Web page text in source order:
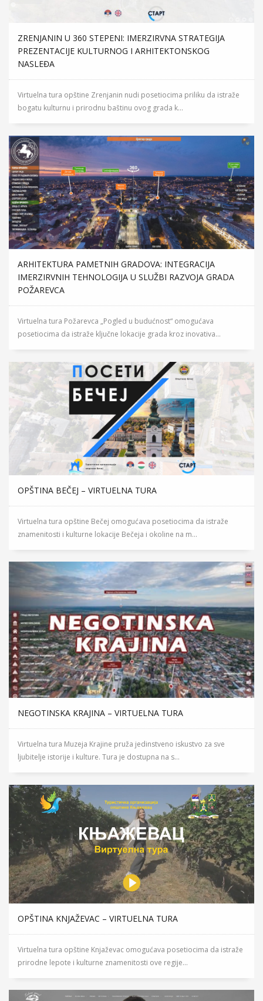
ZRENJANIN U 360 STEPENI: IMERZIRVNA STRATEGIJA
PREZENTACIJE KULTURNOG I ARHITEKTONSKOG
NASLEĐA
Virtuelna tura opštine Zrenjanin nudi posetiocima priliku da istraže
bogatu kulturnu i prirodnu baštinu ovog grada k...
ARHITEKTURA PAMETNIH GRADOVA: INTEGRACIJA
IMERZIRVNIH TEHNOLOGIJA U SLUŽBI RAZVOJA GRADA
POŽAREVCA
Virtuelna tura Požarevca „Pogled u budućnost“ omogućava
posetiocima da istraže ključne lokacije grada kroz inovativa...
OPŠTINA BEČEJ – VIRTUELNA TURA
Virtuelna tura opštine Bečej omogućava posetiocima da istraže
znamenitosti i kulturne lokacije Bečeja i okoline na m...
NEGOTINSKA KRAJINA – VIRTUELNA TURA
Virtuelna tura Muzeja Krajine pruža jedinstveno iskustvo za sve
ljubitelje istorije i kulture. Tura je dostupna na s...
OPŠTINA KNJAŽEVAC – VIRTUELNA TURA
Virtuelna tura opštine Knjaževac omogućava posetiocima da istraže
prirodne lepote i kulturne znamenitosti ove regije...